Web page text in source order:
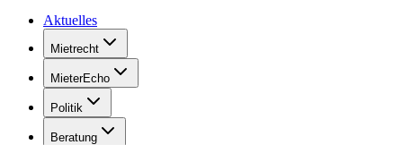
Aktuelles
Mietrecht
MieterEcho
Politik
Beratung